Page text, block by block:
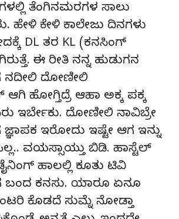
ತೆಂಗಿನಮರಗಳ ಸಾಲು
ಹೇಳಿ ಕೇಳಿ ಕಾಲೇಜು ದಿನಗಳು
DL ತರ KL (ಕನಸಿಂಗ್
ಈ ರೀತಿ ನನ್ನ ಹುಡುಗನ
ನದೀಲಿ ದೋಣೀಲಿ
ಹೋಗ್ತಿದ್ರೆ ಆಹಾ ಅಕ್ಕ ಪಕ್ಕ
ಇರ್ಬೇಕು. ದೋಣೀಲಿ ನಾವಿಬ್ರೇ
ಇರೋದು ಇಷ್ಟೇ ಆಗ ಇನ್ನು
ವಯಸ್ಸಾಯ್ತು ಬಿಡಿ. ಹಾಸ್ಟೆಲ್
ಹಾಲಲ್ಲಿ ಕೂತು ಟಿವಿ
ಕನಸು. ಯಾರೂ ಏನೂ
ಕೊಡದೆ ಸುಮ್ನೆ ನೋಡ್ತಾ